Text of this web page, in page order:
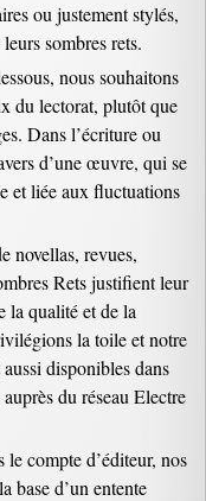
ou justement stylés,
sombres rets.
nous souhaitons
du lectorat, plutôt que
Dans l’écriture ou
d’une œuvre, qui se
et liée aux fluctuations
novellas, revues,
Rets justifient leur
la qualité et de la
la toile et notre
disponibles dans
du réseau Electre
compte d’éditeur, nos
base d’un entente